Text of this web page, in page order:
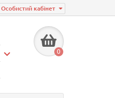
Особистий кабінет
0